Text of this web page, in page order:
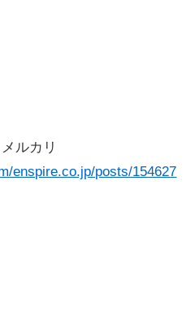
ルカリ
enspire.co.jp/posts/154627